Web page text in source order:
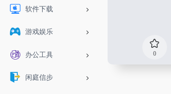
软件下载
游戏娱乐
办公工具
闲庭信步
0